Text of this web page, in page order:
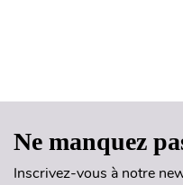
Ne manquez
Inscrivez-vous à notre